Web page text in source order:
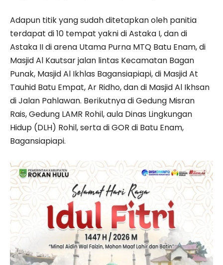
Adapun titik yang sudah ditetapkan oleh panitia
terdapat di 10 tempat yakni di Astaka I, dan di
Astaka II di arena Utama Purna MTQ Batu Enam, di
Masjid Al Kautsar jalan lintas Kecamatan Bagan
Punak, Masjid Al Ikhlas Bagansiapiapi, di Masjid At
Tauhid Batu Empat, Ar Ridho, dan di Masjid Al Ikhsan
di Jalan Pahlawan. Berikutnya di Gedung Misran
Rais, Gedung LAMR Rohil, aula Dinas Lingkungan
Hidup (DLH) Rohil, serta di GOR di Batu Enam,
Bagansiapiapi.